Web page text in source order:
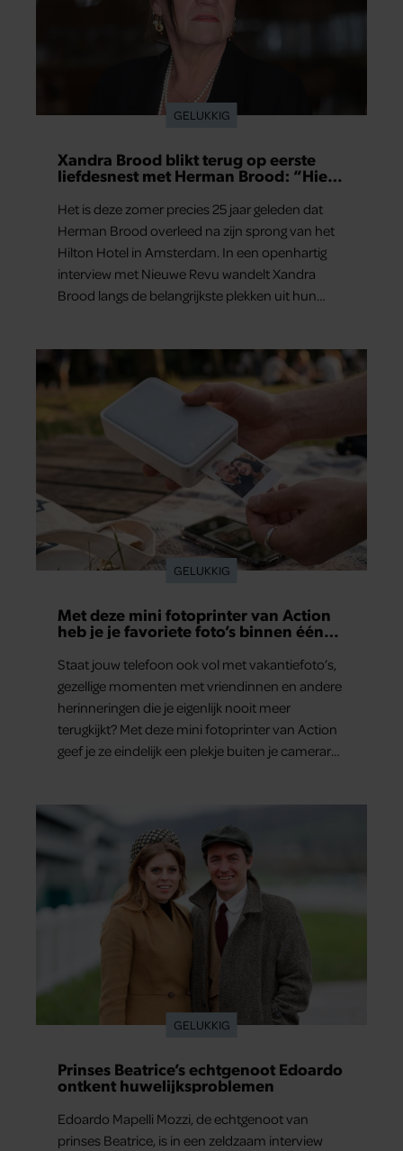
GELUKKIG
Xandra Brood blikt terug op eerste
liefdesnest met Herman Brood: “Hier
Het is deze zomer precies 25 jaar geleden dat
Herman Brood overleed na zijn sprong van het
Hilton Hotel in Amsterdam. In een openhartig
interview met Nieuwe Revu wandelt Xandra
Brood langs de belangrijkste plekken uit hun
aan herinneringen op. Daar begon hun leven
samen en werd dochter Lola geboren.
GELUKKIG
Met deze mini fotoprinter van Action
heb je je favoriete foto’s binnen één
minuut in handen
Staat jouw telefoon ook vol met vakantiefoto’s,
gezellige momenten met vriendinnen en andere
herinneringen die je eigenlijk nooit meer
terugkijkt? Met deze mini fotoprinter van Action
geef je ze eindelijk een plekje buiten je camerarol.
GELUKKIG
Prinses Beatrice’s echtgenoot Edoardo
ontkent huwelijksproblemen
Edoardo Mapelli Mozzi, de echtgenoot van
prinses Beatrice, is in een zeldzaam interview